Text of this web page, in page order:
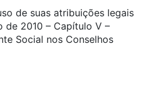
de suas atribuições legais
de 2010 – Capítulo V –
Social nos Conselhos